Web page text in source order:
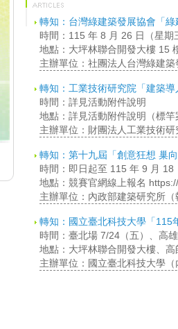
轉知：台灣綠建築發展協會「
時間：115 年 8 月 26 日（星期
地點：大坪林聯合開發大樓 15
主辦單位：社團法人台灣綠建
轉知：工業技術研究院「建築
時間：詳見活動附件說明
地點：詳見活動附件說明（標竿
主辦單位：財團法人工業技術
轉知：第十九屆「創意狂想 巢
時間：即日起至 115 年 9 月
地點：競賽官網線上報名
主辦單位：內政部建築研究所
轉知：國立臺北科技大學「115
時間：臺北場 7/24（五）、高
地點：大坪林聯合開發大樓、
主辦單位：國立臺北科技大學